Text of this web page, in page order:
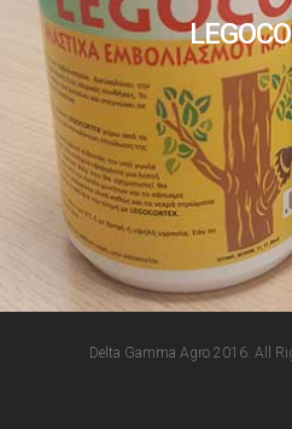
Delta Gamma Agro 2016. All